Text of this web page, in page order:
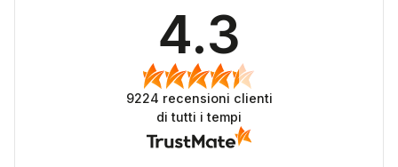
4.3
9224 recensioni clienti
di tutti i tempi